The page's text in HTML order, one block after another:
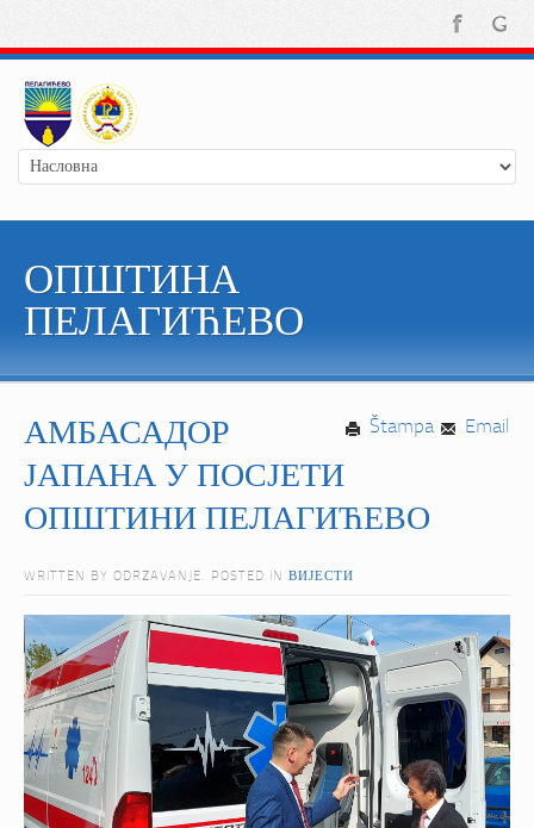
ОПШТИНА
ПЕЛАГИЋЕВО
Email
Štampa
АМБАСАДОР
ЈАПАНА У ПОСЈЕТИ
ОПШТИНИ ПЕЛАГИЋЕВО
WRITTEN BY ODRZAVANJE. POSTED IN ВИЈЕСТИ